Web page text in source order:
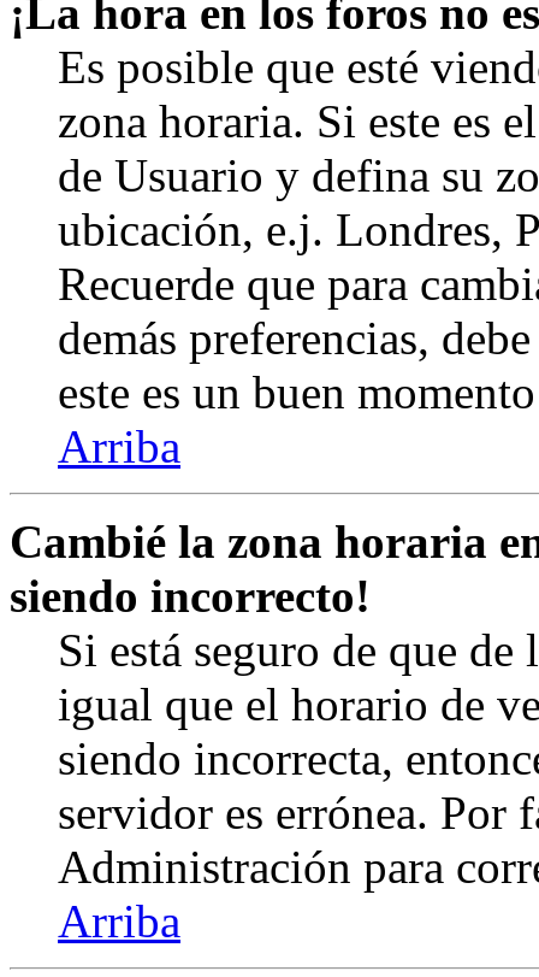
¡La hora en los foros no
Es posible que esté
zona horaria. Si este es
de Usuario y defina su
ubicación, e.j. Londres,
Recuerde que para
demás preferencias,
este es un buen
Arriba
Cambié la zona horaria
siendo incorrecto!
Si está seguro de que
igual que el horario de
siendo incorrecta,
servidor es errónea. Por
Administración para
Arriba